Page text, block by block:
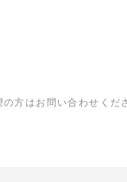
方はお問い合わせくだ